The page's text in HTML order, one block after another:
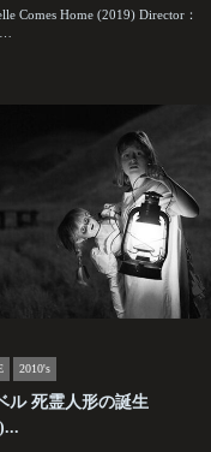
Comes Home (2019) Director：
2010's
ル 死霊人形の誕生